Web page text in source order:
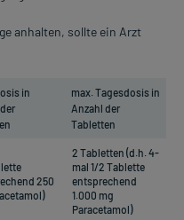
anhalten, sollte ein Arzt
in
max. Tagesdosis in
Anzahl der
Tabletten
250
2 Tabletten (d.h. 4-
mal 1/2 Tablette
entsprechend
1.000 mg
Paracetamol)